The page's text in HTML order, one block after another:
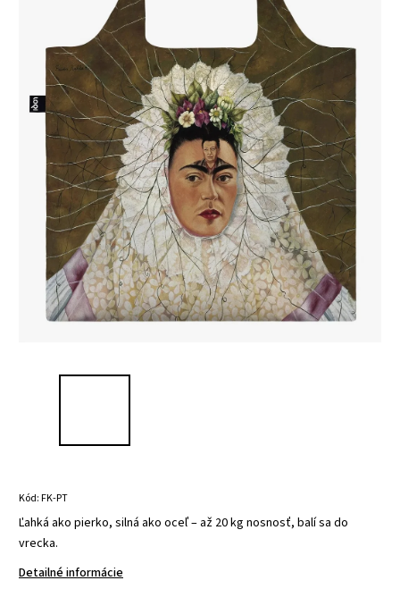
Kód:FK-PT
Ľahká ako pierko, silná ako oceľ – až 20 kg nosnosť, balí sa do
vrecka.
Detailné informácie